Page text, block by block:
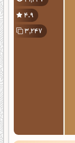
4.9
3,247